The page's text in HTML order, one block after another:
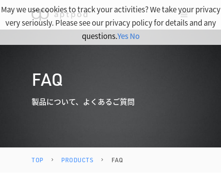
FAQ
製品について、よくあるご質問
TOP PRODUCTS FAQ
May we use cookies to track your activities? We take your privacy
very seriously. Please see our privacy policy for details and any
questions.Yes No